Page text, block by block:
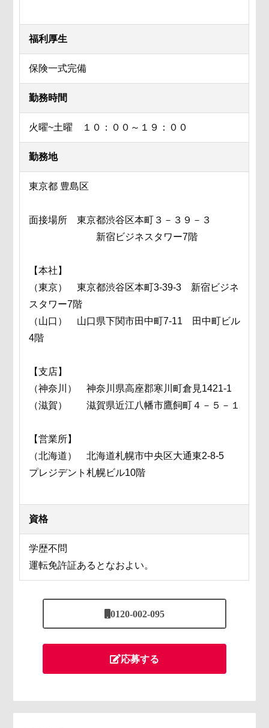
福利厚生
保険一式完備
勤務時間
火曜~土曜 １０：００～１９：００
勤務地
東京都 豊島区
面接場所 東京都渋谷区本町３－３９－３
新宿ビジネスタワー7階
【本社】
（東京） 東京都渋谷区本町3-39-3 新宿ビジネ
スタワー7階
（山口） 山口県下関市田中町7-11 田中町ビル
4階
【支店】
（神奈川） 神奈川県高座郡寒川町倉見1421-1
（滋賀） 滋賀県近江八幡市鷹飼町４－５－１
【営業所】
（北海道） 北海道札幌市中央区大通東2-8-5
プレジデント札幌ビル10階
資格
学歴不問
運転免許証あるとなおよい。
0120-002-095
応募する